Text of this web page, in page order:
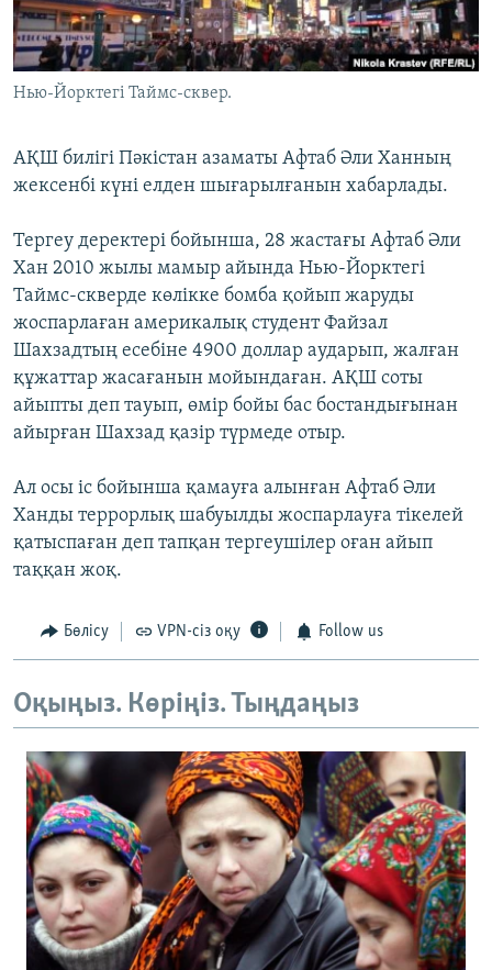
ЖАЗЫЛЫҢЫЗ
Нью-Йорктегі Таймс-сквер.
АҚШ билігі Пәкістан азаматы Афтаб Әли Ханның
жексенбі күні елден шығарылғанын хабарлады.
Тергеу деректері бойынша, 28 жастағы Афтаб Әли
Хан 2010 жылы мамыр айында Нью-Йорктегі
Таймс-скверде көлікке бомба қойып жаруды
жоспарлаған америкалық студент Файзал
Шахзадтың есебіне 4900 доллар аударып, жалған
құжаттар жасағанын мойындаған. АҚШ соты
айыпты деп тауып, өмір бойы бас бостандығынан
айырған Шахзад қазір түрмеде отыр.
Ал осы іс бойынша қамауға алынған Афтаб Әли
Ханды террорлық шабуылды жоспарлауға тікелей
қатыспаған деп тапқан тергеушілер оған айып
таққан жоқ.
Бөлісу VPN-сіз оқу Follow us
Оқыңыз. Көріңіз. Тыңдаңыз